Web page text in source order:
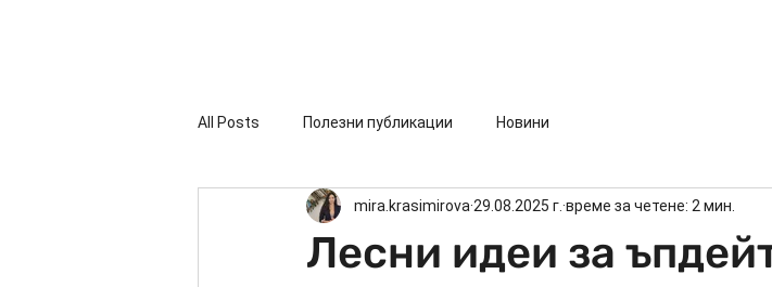
All Posts Полезни публикации Новини
Лесни идеи за
mira.krasimirova 29.08.2025 г. време за четене: 2 мин.